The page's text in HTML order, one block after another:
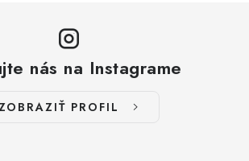
nás na Instagrame
PROFIL